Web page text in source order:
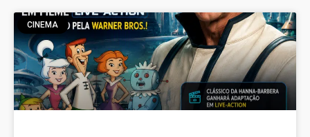
CINEMA